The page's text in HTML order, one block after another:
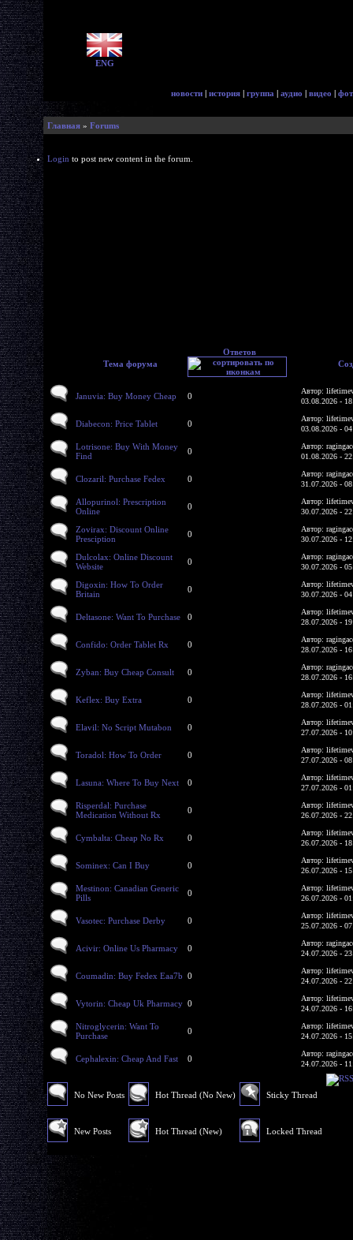
ENG
новости | история | группа | аудио | видео |
Главная » Forums
Login to post new content in the forum.
Тема форума
Ответов
Januvia: Buy Money Cheap 0
Автор:
03.08.2026 -
Diabecon: Price Tablet 0
Автор:
03.08.2026 -
Lotrisone: Buy With Money
Find
0
Автор:
01.08.2026 -
Clozaril: Purchase Fedex 0
Автор:
31.07.2026 -
Allopurinol: Prescription
Online
0
Автор:
30.07.2026 -
Zovirax: Discount Online
Presciption
0
Автор:
30.07.2026 -
Dulcolax: Online Discount
Website
0
Автор:
30.07.2026 -
Digoxin: How To Order
Britain
0
Автор:
30.07.2026 -
Deltasone: Want To Purchase 0
Автор:
28.07.2026 -
Confido: Order Tablet Rx 0
Автор:
28.07.2026 -
Zyban: Buy Cheap Consult 0
Автор:
28.07.2026 -
Keflex: Buy Extra 0
Автор:
28.07.2026 -
Elavil: No Script Mutabon 0
Автор:
27.07.2026 -
Toradol: How To Order 0
Автор:
27.07.2026 -
Lasuna: Where To Buy Next 0
Автор:
27.07.2026 -
Risperdal: Purchase
Medication Without Rx
0
Автор:
26.07.2026 -
Cymbalta: Cheap No Rx 0
Автор:
26.07.2026 -
Sominex: Can I Buy 0
Автор:
26.07.2026 -
Mestinon: Canadian Generic
Pills
0
Автор:
26.07.2026 -
Vasotec: Purchase Derby 0
Автор:
25.07.2026 -
Acivir: Online Us Pharmacy 0
Автор:
24.07.2026 -
Coumadin: Buy Fedex Eaa7b 0
Автор:
24.07.2026 -
Vytorin: Cheap Uk Pharmacy 0
Автор:
24.07.2026 -
Nitroglycerin: Want To
Purchase
0
Автор:
24.07.2026 -
Cephalexin: Cheap And Fast 0
Автор:
24.07.2026 -
No New Posts
New Posts
Hot Thread (No New)
Hot Thread (New)
Sticky Thread
Locked Thread